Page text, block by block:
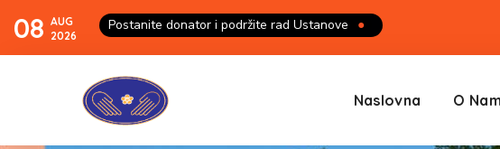
08 AUG
2026
Postanite donator i podržite rad Ustanove ●
Naslovna O